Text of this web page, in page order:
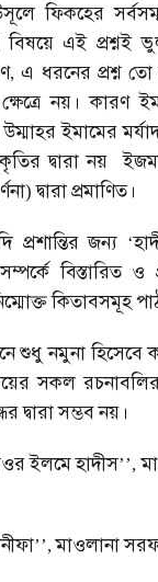
ফিকহের
বিষয়ে এই প্রশ্নই
,এ ধরনের প্রশ্ন তো
ক্ষেত্রে নয়। কারণ
উম্মাহর ইমামের
দ্বারা নয়
)দ্বারাপ্রমাণিত।
প্রশান্তির জন্য ‘
সম্পর্কে বিস্তারিত ও
কিতাবসমূহ
শুধু নমুনা হিসেবে
সকল
দ্বারাসম্ভবনয়।
ইলমেহাদীস’’,
’’,মাওলানা